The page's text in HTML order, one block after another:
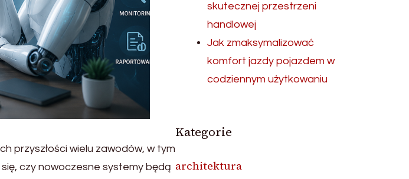
przyszłości wielu zawodów, w tym
czy nowoczesne systemy będą
skutecznej przestrzeni
handlowej
Jak zmaksymalizować
komfort jazdy pojazdem w
codziennym użytkowaniu
Kategorie
architektura